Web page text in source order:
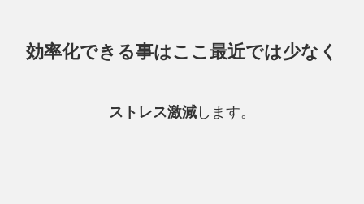
効率化できる事はここ最近では少なく
ストレス激減 します。